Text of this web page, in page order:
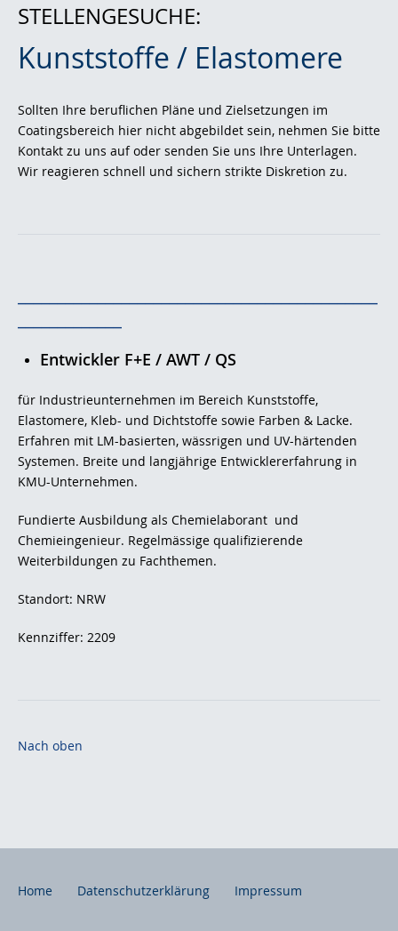
STELLENGESUCHE:
Kunststoffe / Elastomere
Sollten Ihre beruflichen Pläne und Zielsetzungen im
Coatingsbereich hier nicht abgebildet sein, nehmen Sie bitte
Kontakt zu uns auf oder senden Sie uns Ihre Unterlagen.
Wir reagieren schnell und sichern strikte Diskretion zu.
Entwickler F+E / AWT / QS
für Industrieunternehmen im Bereich Kunststoffe,
Elastomere, Kleb- und Dichtstoffe sowie Farben & Lacke.
Erfahren mit LM-basierten, wässrigen und UV-härtenden
Systemen. Breite und langjährige Entwicklererfahrung in
KMU-Unternehmen.
Fundierte Ausbildung als Chemielaborant und
Chemieingenieur. Regelmässige qualifizierende
Weiterbildungen zu Fachthemen.
Standort: NRW
Kennziffer: 2209
Nach oben
Home Datenschutzerklärung Impressum